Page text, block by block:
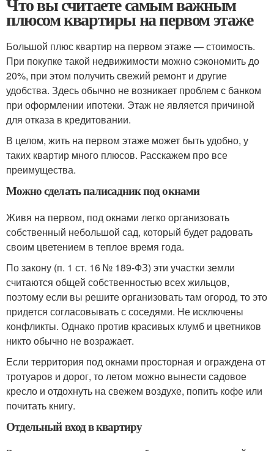
плюсом квартиры на первом этаже
Большой плюс квартир на первом этаже — стоимость.
При покупке такой недвижимости можно сэкономить до
20%, при этом получить свежий ремонт и другие
удобства. Здесь обычно не возникает проблем с банком
при оформлении ипотеки. Этаж не является причиной
для отказа в кредитовании.
В целом, жить на первом этаже может быть удобно, у
таких квартир много плюсов. Расскажем про все
преимущества.
Можно сделать палисадник под окнами
Живя на первом, под окнами легко организовать
собственный небольшой сад, который будет радовать
своим цветением в теплое время года.
По закону (п. 1 ст. 16 № 189-ФЗ) эти участки земли
считаются общей собственностью всех жильцов,
поэтому если вы решите организовать там огород, то это
придется согласовывать с соседями. Не исключены
конфликты. Однако против красивых клумб и цветников
никто обычно не возражает.
Если территория под окнами просторная и ограждена от
тротуаров и дорог, то летом можно вынести садовое
кресло и отдохнуть на свежем воздухе, попить кофе или
почитать книгу.
Отдельный вход в квартиру